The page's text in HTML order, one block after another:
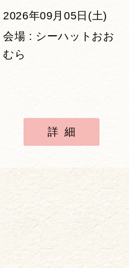
2026年09月05日(土)
会場 : シーハットおお
むら
詳細